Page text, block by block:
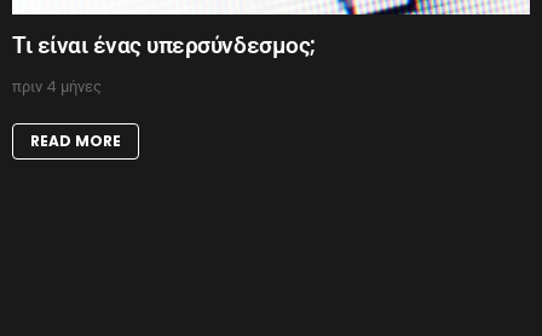
Τι είναι ένας υπερσύνδεσμος;
πριν 4 μήνες
READ MORE